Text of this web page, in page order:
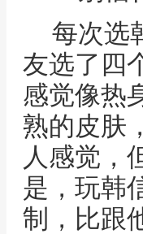
每次选
友选了四
感觉像热
熟的皮肤
人感觉，
是，玩韩
制，比跟